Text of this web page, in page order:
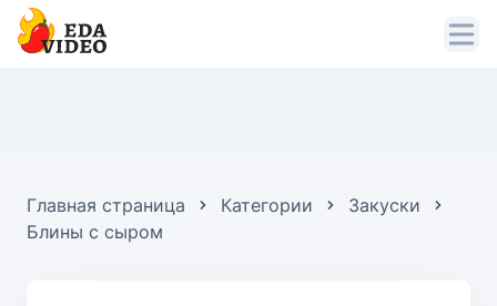
Главная страница Категории
Закуски
Блины с сыром